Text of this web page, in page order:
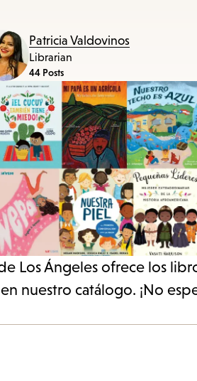
Patricia Valdovinos
Librarian
44 Posts
Los Ángeles ofrece los
nuestro catálogo. ¡No